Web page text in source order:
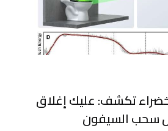
تكشف: عليك إغلاق
سحب السيفون